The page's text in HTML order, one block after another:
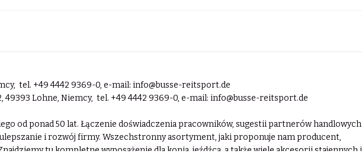
tel. +49 4442 9369-0, e-mail: info@busse-reitsport.de
49393 Lohne, Niemcy, tel. +49 4442 9369-0, e-mail: info@busse-reitsport.de
od ponad 50 lat. Łączenie doświadczenia pracowników, sugestii partnerów handlowych
i rozwój firmy. Wszechstronny asortyment, jaki proponuje nam producent,
tu kompletne wyposażenie dla konia, jeźdźca, a także wiele akcesorii stajennych i